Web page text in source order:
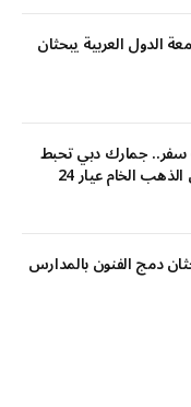
الدول العربية يبحثان
جمارك دبي تحبط
دمج الفنون بالمدارس